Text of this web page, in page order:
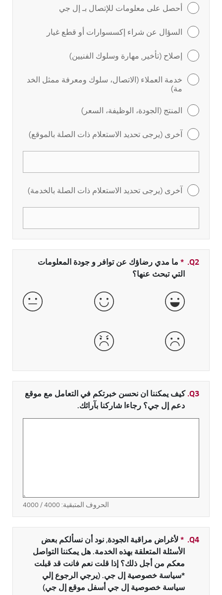
أحصل على معلومات للإتصال بـ إل جي
السؤال عن شراء إكسسوارات أو قطع غيار
إصلاح (تأخير, مهارة وسلوك الفنيين)
خدمة العملاء (الاتصال، سلوك ومعرفة ممثل الخد
مة)
المنتج (الجودة، الوظيفة، السعر)
آخرى (يرجى تحديد الاستعلام ذات الصلة بالموقع)
آخرى (يرجى تحديد الاستعلام ذات الصلة بالخدمة)
Q2.
* حقل مطلوب
ما مدي رضاؤك عن توافر و جودة المعلومات
التي تبحث عنها؟
جيدة جداً جيدة عادية
سيئة سيئة جداً
Q3. كيف يمكننا ان نحسن خبرتكم في التعامل مع موقع
دعم إل جي؟ رجاءا شاركنا بآرائك.
الحروف المتبقية:4000
/ 4000
Q4.
*حقل مطلوب
لأغراض مراقبة الجودة, نود أن نسألكم بعض
الأسئلة المتعلقة بهذه الخدمة. هل يمكننا التواصل
معكم من أجل ذلك؟ إذا قلت نعم فانت قد قبلت
*سياسة خصوصية إل جي. (يرجي الرجوع إلي
سياسة خصوصية إل جي أسفل موقع إل جي)